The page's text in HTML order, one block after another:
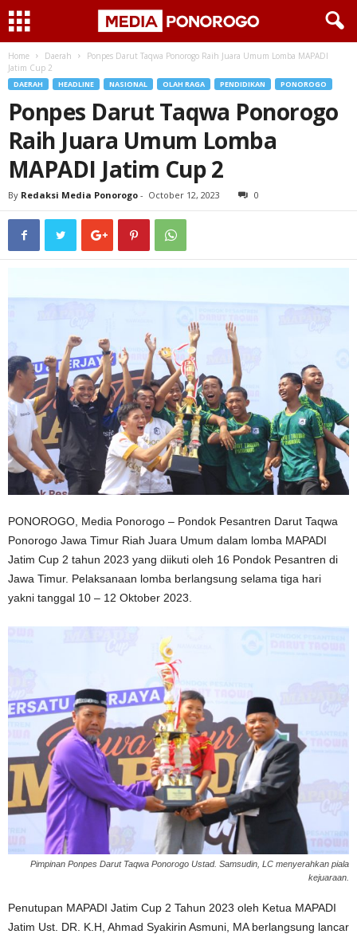
Home Daerah
Ponpes Darut Taqwa Ponorogo Raih Juara Umum Lomba MAPADI
Jatim Cup 2
DAERAH HEADLINE NASIONAL OLAH RAGA PENDIDIKAN PONOROGO
Ponpes Darut Taqwa Ponorogo
Raih Juara Umum Lomba
MAPADI Jatim Cup 2
By Redaksi Media Ponorogo - October 12, 2023 0
PONOROGO, Media Ponorogo – Pondok Pesantren Darut Taqwa
Ponorogo Jawa Timur Riah Juara Umum dalam lomba MAPADI
Jatim Cup 2 tahun 2023 yang diikuti oleh 16 Pondok Pesantren di
Jawa Timur. Pelaksanaan lomba berlangsung selama tiga hari
yakni tanggal 10 – 12 Oktober 2023.
Pimpinan Ponpes Darut Taqwa Ponorogo Ustad. Samsudin, LC menyerahkan piala
kejuaraan.
Penutupan MAPADI Jatim Cup 2 Tahun 2023 oleh Ketua MAPADI
Jatim Ust. DR. K.H, Ahmad Syakirin Asmuni, MA berlangsung lancar